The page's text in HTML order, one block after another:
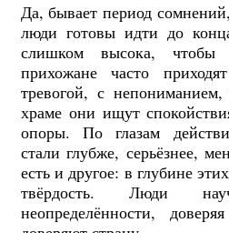
Да, бывает период
люди готовы идти до
слишком высока,
прихожане часто
тревогой, с
храме они ищут
опоры. По глазам
стали глубже, серьёзнее,
есть и другое: в глубине
твёрдость. Люди
неопределённости,